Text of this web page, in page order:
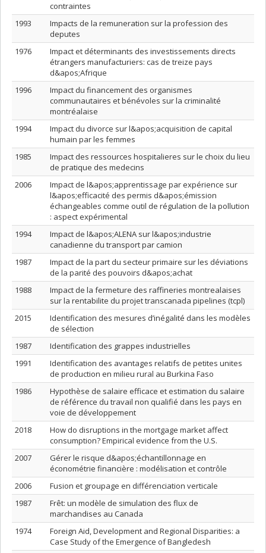
contraintes
1993
Impacts de la remuneration sur la profession des
deputes
1976
Impact et déterminants des investissements directs
étrangers manufacturiers: cas de treize pays
d&apos;Afrique
1996
Impact du financement des organismes
communautaires et bénévoles sur la criminalité
montréalaise
1994
Impact du divorce sur l&apos;acquisition de capital
humain par les femmes
1985
Impact des ressources hospitalieres sur le choix du lieu
de pratique des medecins
2006
Impact de l&apos;apprentissage par expérience sur
l&apos;efficacité des permis d&apos;émission
échangeables comme outil de régulation de la pollution
: aspect expérimental
1994
Impact de l&apos;ALENA sur l&apos;industrie
canadienne du transport par camion
1987
Impact de la part du secteur primaire sur les déviations
de la parité des pouvoirs d&apos;achat
1988
Impact de la fermeture des raffineries montrealaises
sur la rentabilite du projet transcanada pipelines (tcpl)
2015
Identification des mesures d’inégalité dans les modèles
de sélection
1987
Identification des grappes industrielles
1991
Identification des avantages relatifs de petites unites
de production en milieu rural au Burkina Faso
1986
Hypothèse de salaire efficace et estimation du salaire
de référence du travail non qualifié dans les pays en
voie de développement
2018
How do disruptions in the mortgage market affect
consumption? Empirical evidence from the U.S.
2007
Gérer le risque d&apos;échantillonnage en
économétrie financière : modélisation et contrôle
2006
Fusion et groupage en différenciation verticale
1987
Frêt: un modèle de simulation des flux de
marchandises au Canada
1974
Foreign Aid, Development and Regional Disparities: a
Case Study of the Emergence of Bangledesh